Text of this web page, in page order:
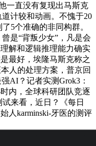
一直没有复现出马斯克
计较和动画。不愧于20
5个准确的非同构群。
是“背叛少女”，凡是会
解和逻辑推理能力确实
最好，埃隆马斯克称之
人的处理方案，普京回
AI？记者实测Grok3：
内，全球科研团队竞逐
来看，近日？《每日
人karminski-牙医的测评